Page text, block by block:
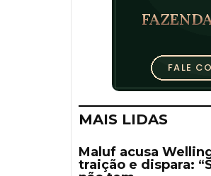
MAIS LIDAS
Maluf acusa
traição e dispara: